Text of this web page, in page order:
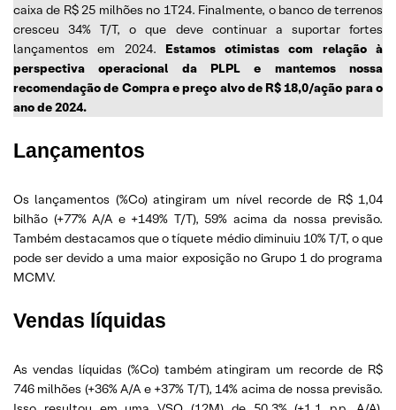
caixa de R$ 25 milhões no 1T24. Finalmente, o banco de terrenos
cresceu 34% T/T, o que deve continuar a suportar fortes
lançamentos em 2024. Estamos otimistas com relação à
perspectiva operacional da PLPL e mantemos nossa
recomendação de Compra e preço alvo de R$ 18,0/ação para o
ano de 2024.
Lançamentos
Os lançamentos (%Co) atingiram um nível recorde de R$ 1,04
bilhão (+77% A/A e +149% T/T), 59% acima da nossa previsão.
Também destacamos que o tíquete médio diminuiu 10% T/T, o que
pode ser devido a uma maior exposição no Grupo 1 do programa
MCMV.
Vendas líquidas
As vendas líquidas (%Co) também atingiram um recorde de R$
746 milhões (+36% A/A e +37% T/T), 14% acima de nossa previsão.